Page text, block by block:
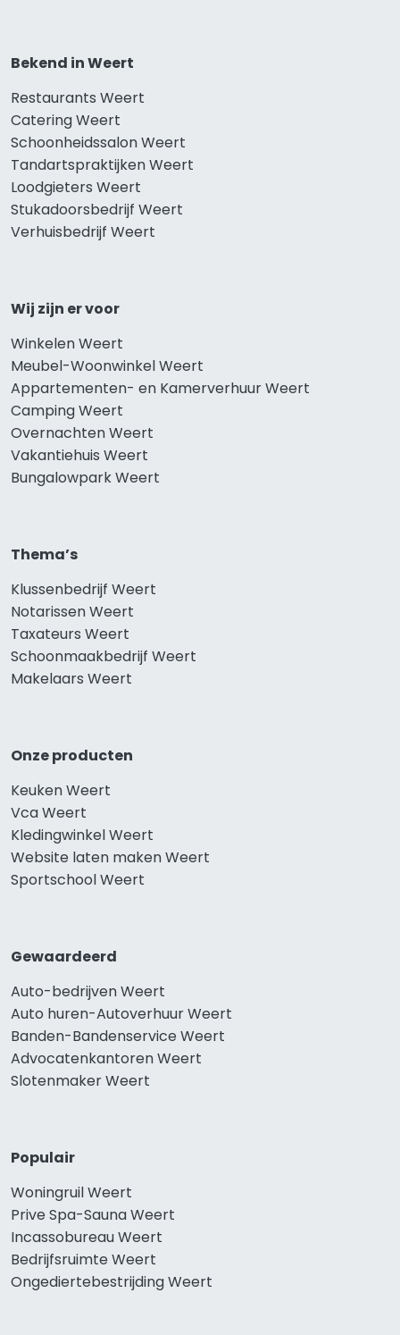
Bekend in Weert
Restaurants Weert
Catering Weert
Schoonheidssalon Weert
Tandartspraktijken Weert
Loodgieters Weert
Stukadoorsbedrijf Weert
Verhuisbedrijf Weert
Wij zijn er voor
Winkelen Weert
Meubel-Woonwinkel Weert
Appartementen- en Kamerverhuur Weert
Camping Weert
Overnachten Weert
Vakantiehuis Weert
Bungalowpark Weert
Thema’s
Klussenbedrijf Weert
Notarissen Weert
Taxateurs Weert
Schoonmaakbedrijf Weert
Makelaars Weert
Onze producten
Keuken Weert
Vca Weert
Kledingwinkel Weert
Website laten maken Weert
Sportschool Weert
Gewaardeerd
Auto-bedrijven Weert
Auto huren-Autoverhuur Weert
Banden-Bandenservice Weert
Advocatenkantoren Weert
Slotenmaker Weert
Populair
Woningruil Weert
Prive Spa-Sauna Weert
Incassobureau Weert
Bedrijfsruimte Weert
Ongediertebestrijding Weert